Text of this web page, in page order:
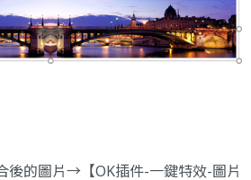
後的圖片→【OK插件-一鍵特效-圖片